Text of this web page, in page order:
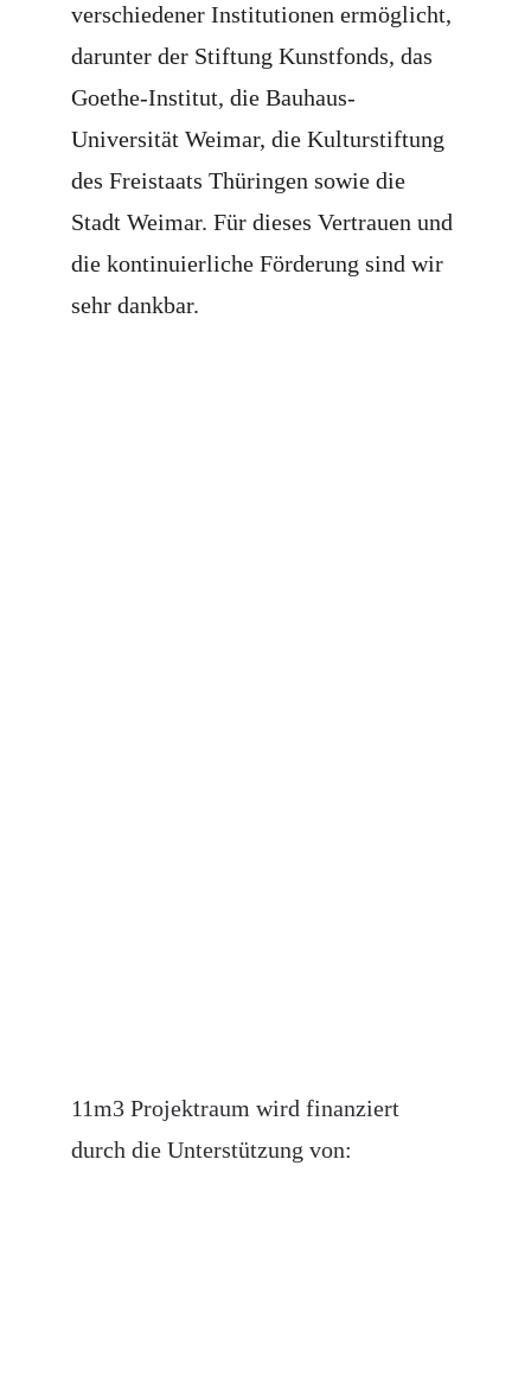
verschiedener Institutionen ermöglicht,
darunter der Stiftung Kunstfonds, das
Goethe-Institut, die Bauhaus-
Universität Weimar, die Kulturstiftung
des Freistaats Thüringen sowie die
Stadt Weimar. Für dieses Vertrauen und
die kontinuierliche Förderung sind wir
sehr dankbar.
11m3 Projektraum wird finanziert
durch die Unterstützung von: